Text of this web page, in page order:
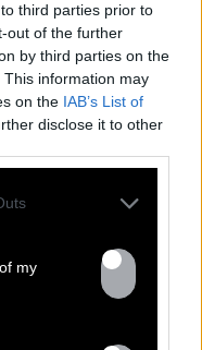
third parties prior to
out of the further
by third parties on the
This information may
on the IAB’s List of
disclose it to other
my